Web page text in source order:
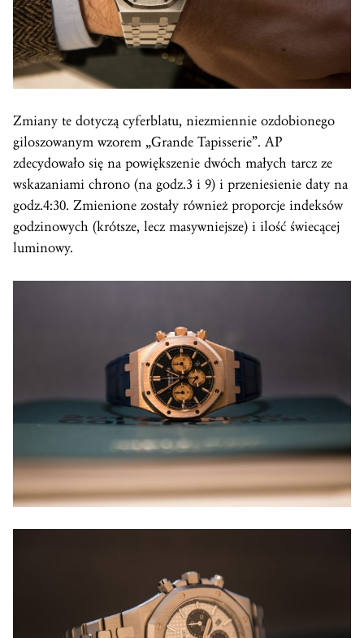
Zmiany te dotyczą cyferblatu, niezmiennie ozdobionego
giloszowanym wzorem „Grande Tapisserie”. AP
zdecydowało się na powiększenie dwóch małych tarcz ze
wskazaniami chrono (na godz.3 i 9) i przeniesienie daty na
godz.4:30. Zmienione zostały również proporcje indeksów
godzinowych (krótsze, lecz masywniejsze) i ilość świecącej
luminowy.